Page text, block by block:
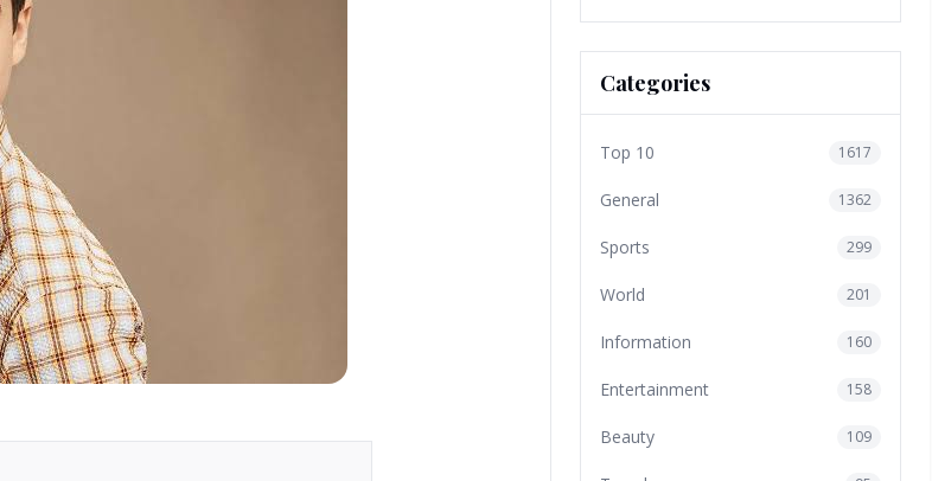
Categories
Top 10 1617
General 1362
Sports 299
World 201
Information 160
Entertainment 158
Beauty 109